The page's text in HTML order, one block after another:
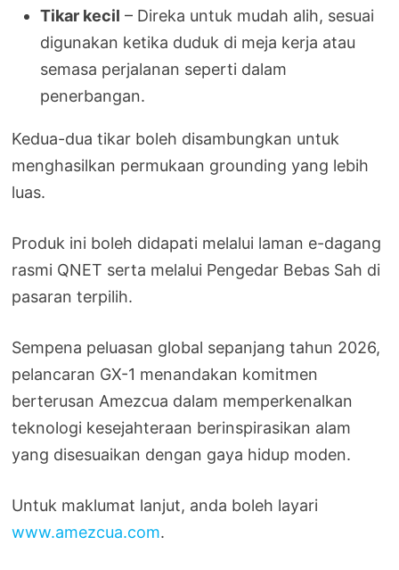
Tikar kecil – Direka untuk mudah alih, sesuai
digunakan ketika duduk di meja kerja atau
semasa perjalanan seperti dalam
penerbangan.
Kedua-dua tikar boleh disambungkan untuk
menghasilkan permukaan grounding yang lebih
luas.
Produk ini boleh didapati melalui laman e-dagang
rasmi QNET serta melalui Pengedar Bebas Sah di
pasaran terpilih.
Sempena peluasan global sepanjang tahun 2026,
pelancaran GX-1 menandakan komitmen
berterusan Amezcua dalam memperkenalkan
teknologi kesejahteraan berinspirasikan alam
yang disesuaikan dengan gaya hidup moden.
Untuk maklumat lanjut, anda boleh layari
www.amezcua.com.